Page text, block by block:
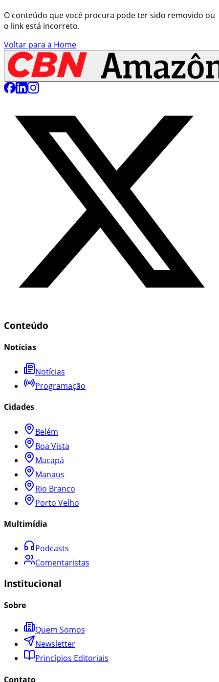
O conteúdo que você procura pode ter sido removido ou
o link está incorreto.
Voltar para a Home
Conteúdo
Notícias
Notícias
Programação
Cidades
Belém
Boa Vista
Macapá
Manaus
Rio Branco
Porto Velho
Multimídia
Podcasts
Comentaristas
Institucional
Sobre
Quem Somos
Newsletter
Princípios Editoriais
Contato